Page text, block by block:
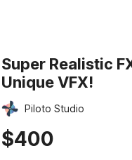
Super Realistic
Unique VFX!
Piloto Studio
$400